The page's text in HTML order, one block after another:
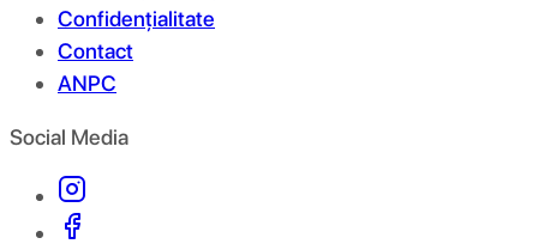
Confidențialitate
Contact
ANPC
Social Media